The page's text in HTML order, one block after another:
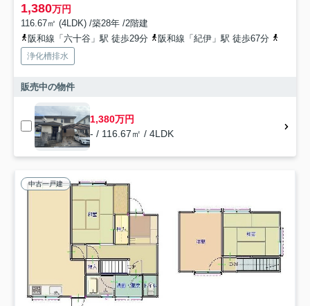
1,380万円
116.67㎡ (4LDK) /築28年 /2階建
阪和線「六十谷」駅 徒歩29分
阪和線「紀伊」駅 徒歩67分
浄化槽排水
販売中の物件
1,380万円
- / 116.67㎡ / 4LDK
中古一戸建